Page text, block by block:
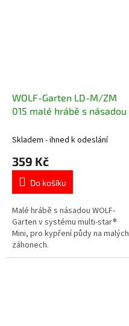
WOLF-Garten LD-M/ZM
015 malé hrábě s násadou
Skladem - ihned k odeslání
359 Kč
Do košíku
Malé hrábě s násadou WOLF-
Garten v systému multi-star®
Mini, pro kypření půdy na malých
záhonech.